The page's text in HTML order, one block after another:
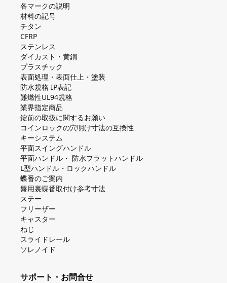
各マークの説明
材料の記号
チタン
CFRP
ステンレス
ダイカスト・⻩銅
プラスチック
表面処理・表面仕上・塗装
防⽔規格 IP表記
難燃性UL94規格
業界指定商品
錠前の取扱に関するお願い
コインロックの⽳明け⼨法の互換性
キーシステム
平⾯スイングハンドル
平⾯ハンドル・ 防⽔フラットハンドル
L型ハンドル・ロックハンドル
蝶番のご案内
盤⽤裏蝶番取付け参考⼨法
ステー
フリーザー
キャスター
ねじ
スライドレール
ソレノイド
サポート・お問合せ